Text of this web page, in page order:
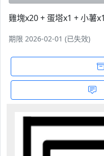
雞塊x20 + 蛋塔x1 + 小薯x1
期限 2026-02-01 (已失效)